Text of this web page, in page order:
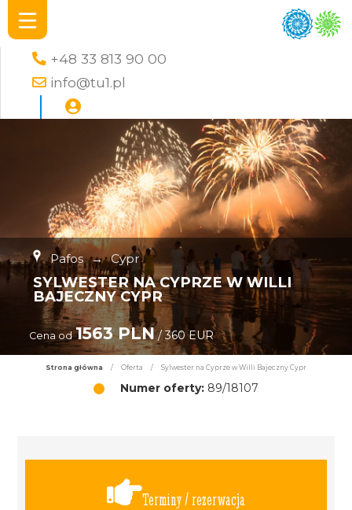
+48 33 813 90 00
info@tu1.pl
Pafos → Cypr
SYLWESTER NA CYPRZE W WILLI
BAJECZNY CYPR
Cena od 1563 PLN/ 360 EUR
Strona główna / Oferta / Sylwester na Cyprze w Willi Bajeczny Cypr
Numer oferty: 89/18107
Terminy / rezerwacja